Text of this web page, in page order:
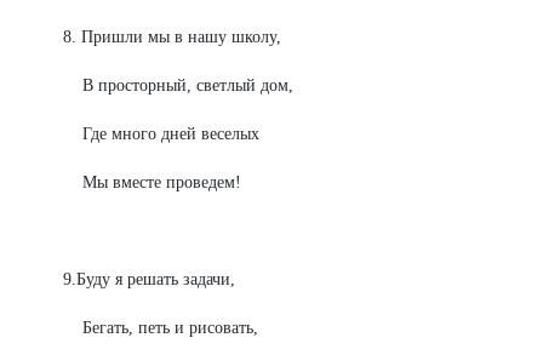
8. Пришли мы в нашу школу,
В просторный, светлый дом,
Где много дней веселых
Мы вместе проведем!
9.Буду я решать задачи,
Бегать, петь и рисовать,